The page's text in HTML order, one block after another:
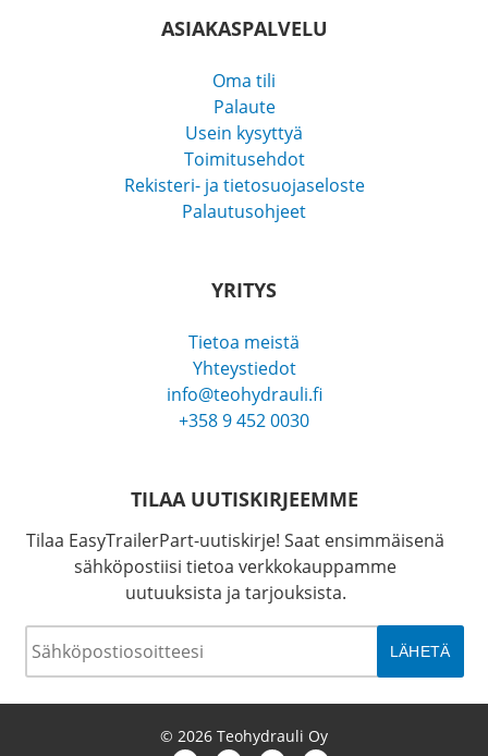
ASIAKASPALVELU
Oma tili
Palaute
Usein kysyttyä
Toimitusehdot
Rekisteri- ja tietosuojaseloste
Palautusohjeet
YRITYS
Tietoa meistä
Yhteystiedot
info@teohydrauli.fi
+358 9 452 0030
TILAA UUTISKIRJEEMME
Tilaa EasyTrailerPart-uutiskirje! Saat ensimmäisenä
sähköpostiisi tietoa verkkokauppamme
uutuuksista ja tarjouksista.
© 2026 Teohydrauli Oy